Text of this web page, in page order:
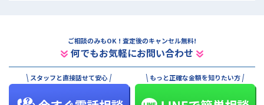
ご相談のみもOK ! 査定後のキャンセル無料!
何でもお気軽にお問い合わせ
スタッフと直接話せて安心 もっと正確な金額を知りたい方